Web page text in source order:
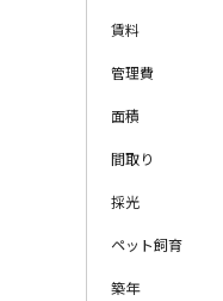
賃料
管理費
面積
間取り
採光
ペット飼育
築年